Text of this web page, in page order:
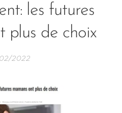
les futures
plus de choix
2022